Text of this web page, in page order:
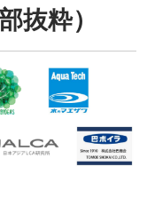
抜粋）